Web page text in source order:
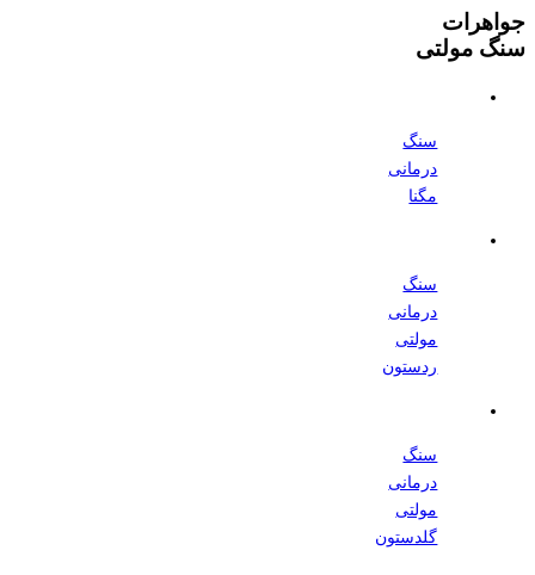
جواهرات
سنگ مولتی
سنگ
درمانی
مگنا
سنگ
درمانی
مولتی
ردستون
سنگ
درمانی
مولتی
گلدستون